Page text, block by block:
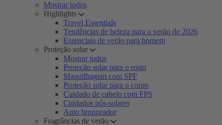
Mostrar todos
Highlights
Travel Essentials
Tendências de beleza para o verão de 2026
Essenciais de verão para homem
Proteção solar
Mostrar todos
Proteção solar para o rosto
Maquilhagem com SPF
Proteção solar para o corpo
Cuidado de cabelo com FPS
Cuidados pós-solares
Auto bronzeador
Fragrâncias de verão